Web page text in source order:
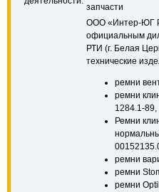
запчасти
ООО «Интер-ЮГ
официальным
РТИ (г. Белая
технические
ремни
ремни
1284.1-
Ремни
ремни
ремни
ремни